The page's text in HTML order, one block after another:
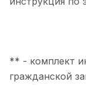
** - комплект
гражданской